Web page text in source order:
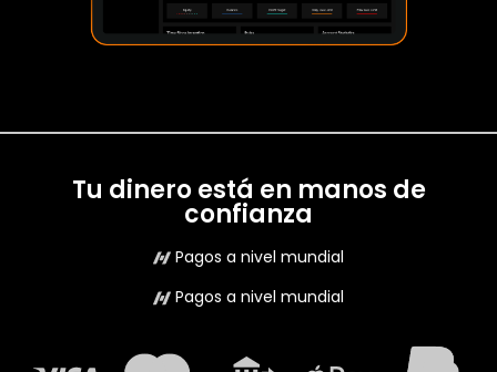
Tu dinero está en manos de
confianza
Pagos a nivel mundial
Pagos a nivel mundial